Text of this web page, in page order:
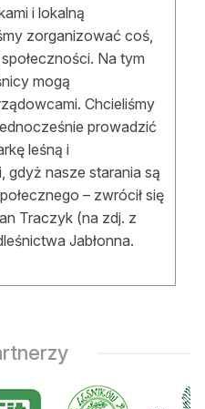
i lokalną
zorganizować coś,
Na tym
mogą
Chcieliśmy
prowadzić
leśną i
gdyż nasze starania są
– zwrócił się
Traczyk (na zdj. z
Jabłonna.